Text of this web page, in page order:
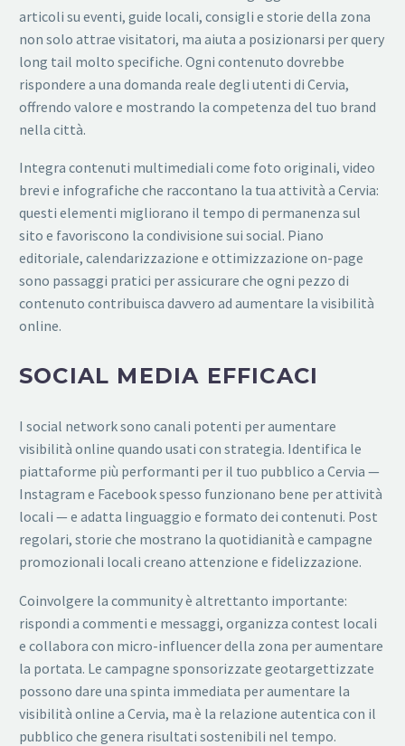
articoli su eventi, guide locali, consigli e storie della zona
non solo attrae visitatori, ma aiuta a posizionarsi per query
long tail molto specifiche. Ogni contenuto dovrebbe
rispondere a una domanda reale degli utenti di Cervia,
offrendo valore e mostrando la competenza del tuo brand
nella città.
Integra contenuti multimediali come foto originali, video
brevi e infografiche che raccontano la tua attività a Cervia:
questi elementi migliorano il tempo di permanenza sul
sito e favoriscono la condivisione sui social. Piano
editoriale, calendarizzazione e ottimizzazione on-page
sono passaggi pratici per assicurare che ogni pezzo di
contenuto contribuisca davvero ad aumentare la visibilità
online.
SOCIAL MEDIA EFFICACI
I social network sono canali potenti per aumentare
visibilità online quando usati con strategia. Identifica le
piattaforme più performanti per il tuo pubblico a Cervia —
Instagram e Facebook spesso funzionano bene per attività
locali — e adatta linguaggio e formato dei contenuti. Post
regolari, storie che mostrano la quotidianità e campagne
promozionali locali creano attenzione e fidelizzazione.
Coinvolgere la community è altrettanto importante:
rispondi a commenti e messaggi, organizza contest locali
e collabora con micro-influencer della zona per aumentare
la portata. Le campagne sponsorizzate geotargettizzate
possono dare una spinta immediata per aumentare la
visibilità online a Cervia, ma è la relazione autentica con il
pubblico che genera risultati sostenibili nel tempo.